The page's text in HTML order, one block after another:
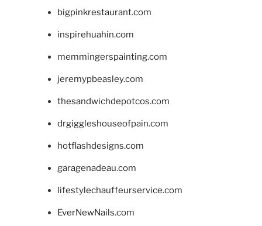
bigpinkrestaurant.com
inspirehuahin.com
memmingerspainting.com
jeremypbeasley.com
thesandwichdepotcos.com
drgiggleshouseofpain.com
hotflashdesigns.com
garagenadeau.com
lifestylechauffeurservice.com
EverNewNails.com